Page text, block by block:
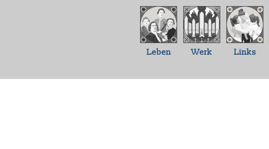
Leben Werk Links